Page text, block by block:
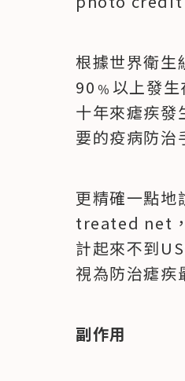
根據世界衛生
90﹪以上發
十年來瘧疾發
要的疫病防治
更精確一點
treated net
計起來不到
視為防治瘧疾
副作用